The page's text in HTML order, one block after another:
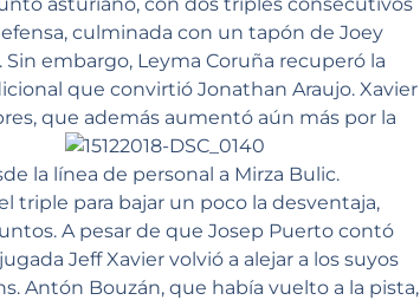
culminada con un tapón de Joey
embargo, Leyma Coruña recuperó la
que convirtió Jonathan Araujo. Xavier
que además aumentó aún más por la
la línea de personal a Mirza Bulic.
triple para bajar un poco la desventaja,
A pesar de que Josep Puerto contó
Jeff Xavier volvió a alejar a los suyos
Antón Bouzán, que había vuelto a la pista,